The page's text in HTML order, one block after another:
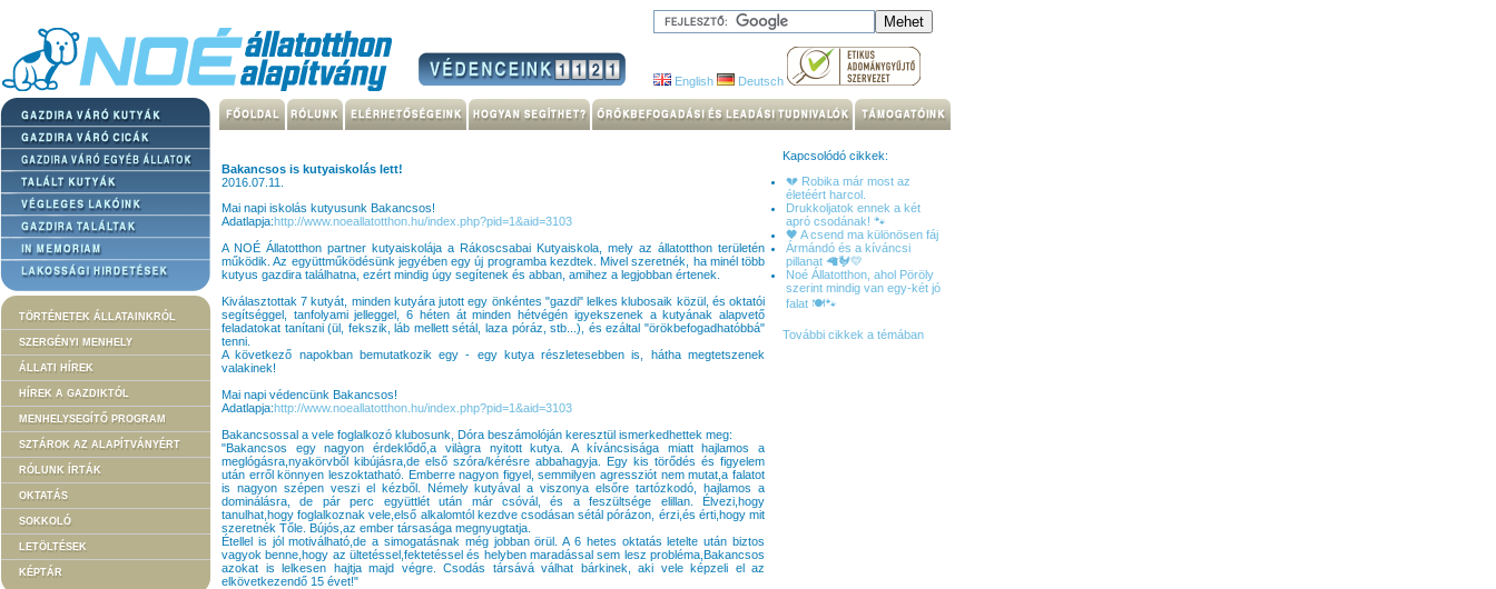
English Deutsch
TÖRTÉNETEK ÁLLATAINKRÓL
SZERGÉNYI MENHELY
ÁLLATI HÍREK
HÍREK A GAZDIKTÓL
MENHELYSEGÍTŐ PROGRAM
SZTÁROK AZ ALAPÍTVÁNYÉRT
RÓLUNK ÍRTÁK
OKTATÁS
SOKKOLÓ
LETÖLTÉSEK
KÉPTÁR
Bakancsos is kutyaiskolás lett!
2016.07.11.
Mai napi iskolás kutyusunk Bakancsos!
Adatlapja:http://www.noeallatotthon.hu/index.php?pid=1&aid=3103
A NOÉ Állatotthon partner kutyaiskolája a Rákoscsabai Kutyaiskola, mely az állatotthon területén
működik. Az együttműködésünk jegyében egy új programba kezdtek. Mivel szeretnék, ha minél több
kutyus gazdira találhatna, ezért mindig úgy segítenek és abban, amihez a legjobban értenek.
Kiválasztottak 7 kutyát, minden kutyára jutott egy önkéntes "gazdi" lelkes klubosaik közül, és oktatói
segítséggel, tanfolyami jelleggel, 6 héten át minden hétvégén igyekszenek a kutyának alapvető
feladatokat tanítani (ül, fekszik, láb mellett sétál, laza póráz, stb...), és ezáltal "örökbefogadhatóbbá"
tenni.
A következő napokban bemutatkozik egy - egy kutya részletesebben is, hátha megtetszenek
valakinek!
Mai napi védencünk Bakancsos!
Adatlapja:http://www.noeallatotthon.hu/index.php?pid=1&aid=3103
Bakancsossal a vele foglalkozó klubosunk, Dóra beszámolóján keresztül ismerkedhettek meg:
"Bakancsos egy nagyon érdeklődő,a vilàgra nyitott kutya. A kíváncsisága miatt hajlamos a
meglógásra,nyakörvből kibújásra,de első szóra/kérésre abbahagyja. Egy kis törődés és figyelem
után erről könnyen leszoktatható. Emberre nagyon figyel, semmilyen agressziót nem mutat,a falatot
is nagyon szépen veszi el kézből. Némely kutyával a viszonya elsőre tartózkodó, hajlamos a
dominálásra, de pár perc együttlét után már csóvál, és a feszültsége elillan. Élvezi,hogy
tanulhat,hogy foglalkoznak vele,első alkalomtól kezdve csodásan sétál pórázon, érzi,és érti,hogy mit
szeretnék Tőle. Bújós,az ember társasága megnyugtatja.
Étellel is jól motiválható,de a simogatásnak még jobban örül. A 6 hetes oktatás letelte után biztos
vagyok benne,hogy az ültetéssel,fektetéssel és helyben maradással sem lesz probléma,Bakancsos
azokat is lelkesen hajtja majd végre. Csodás társává válhat bárkinek, aki vele képzeli el az
elkövetkezendő 15 évet!"
Kapcsolódó cikkek:
💔 Robika már most az
életéért harcol.
Drukkoljatok ennek a két
apró csodának! 🐾
🖤 A csend ma különösen fáj
Ármándó és a kíváncsi
pillanat 🦙🐓💛
Noé Állatotthon, ahol Pöröly
szerint mindig van egy-két jó
falat 🍽️🐾
További cikkek a témában